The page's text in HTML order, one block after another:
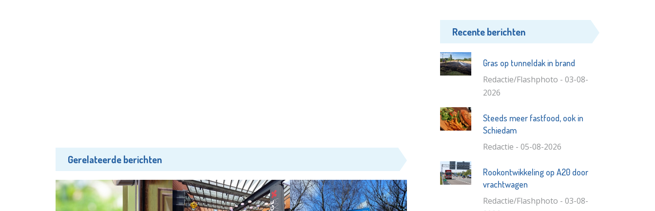
Gerelateerde berichten
Recente berichten
Gras op tunneldak in brand
Redactie/Flashphoto - 03-08-
2026
Steeds meer fastfood, ook in
Schiedam
Redactie - 05-08-2026
Rookontwikkeling op A20 door
vrachtwagen
Redactie/Flashphoto - 03-08-